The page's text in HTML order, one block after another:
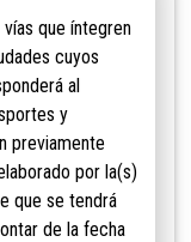
que íntegren
cuyos
al
y
previamente
por la(s)
que se tendrá
de la fecha